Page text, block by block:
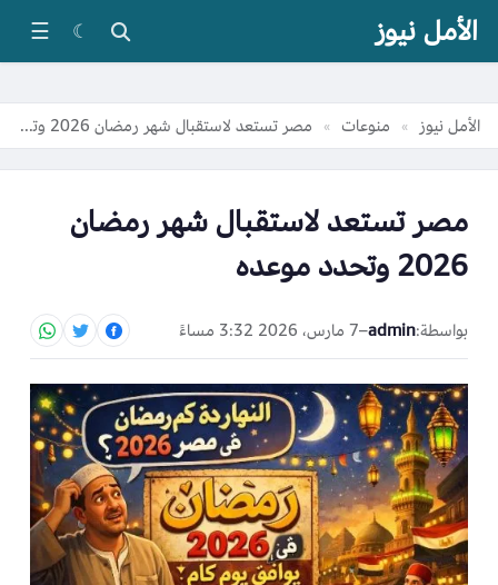
الأمل نيوز ☾
☰
الأمل نيوز » منوعات » مصر تستعد لاستقبال شهر رمضان 2026 وتحدد موعده
مصر تستعد لاستقبال شهر رمضان
2026 وتحدد موعده
بواسطة:admin
–7 مارس، 2026 3:32 مساءً